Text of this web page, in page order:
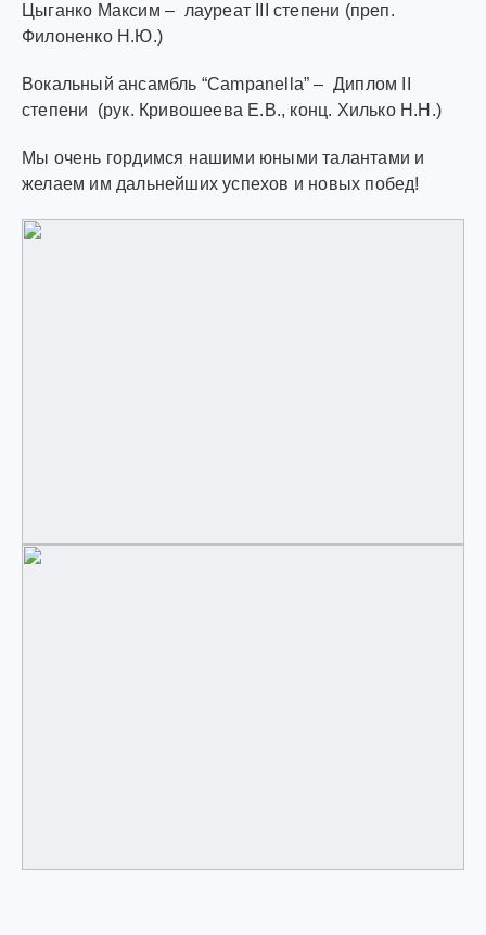
Цыганко Максим – лауреат III степени (преп.
Филоненко Н.Ю.)
Вокальный ансамбль “Campanella” – Диплом II
степени (рук. Кривошеева Е.В., конц. Хилько Н.Н.)
Мы очень гордимся нашими юными талантами и
желаем им дальнейших успехов и новых побед!